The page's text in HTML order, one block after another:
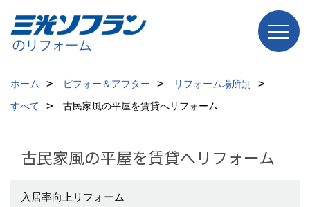
ホーム ビフォー＆アフター
リフォーム場所別
すべて
古民家風の平屋を賃貸へリフォーム
古民家風の平屋を賃貸へリフォーム
入居率向上リフォーム